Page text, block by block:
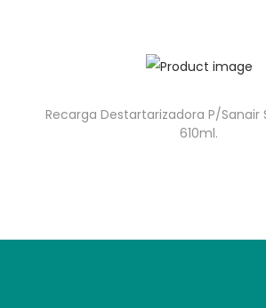
Recarga Destartarizadora P/Sanair
610ml.